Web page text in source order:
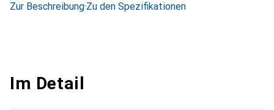
Zur Beschreibung·Zu den Spezifikationen
Im Detail